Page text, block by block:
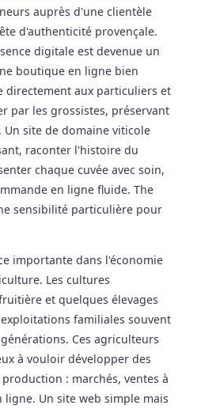
auprès d'une clientèle
d'authenticité provençale.
digitale est devenue un
boutique en ligne bien
directement aux particuliers et
par les grossistes, préservant
Un site de domaine viticole
raconter l'histoire du
chaque cuvée avec soin,
en ligne fluide. The
sensibilité particulière pour
importante dans l'économie
Les cultures
et quelques élevages
familiales souvent
Ces agriculteurs
à vouloir développer des
: marchés, ventes à
ligne. Un site web simple mais